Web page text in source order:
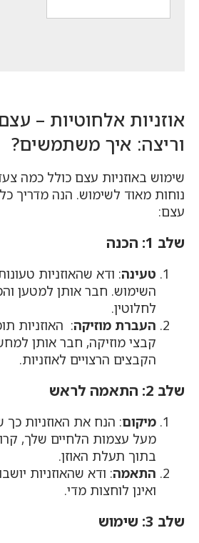
הוא:
אוזניות אלחוטיות –
וריצה: איך משתמשים?
שימוש באוזניות עצם כולל כמה
נוחות מאוד לשימוש. הנה מדריך
עצם:
שלב 1: הכנה
טעינה: ודא שהאוזניות
השימוש. חבר אותן למטען
לחלוטין.
העברת מוזיקה: האוזניות
קבצי מוזיקה, חבר אותן
הקבצים הרצויים לאוזניות.
שלב 2: התאמה לראש
מיקום: הנח את האוזניות
מעל עצמות הלחיים שלך,
בתוך תעלת האוזן.
התאמה: ודא שהאוזניות
ואינן לוחצות מדי.
שלב 3: שימוש